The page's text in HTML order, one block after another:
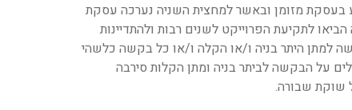
בעסקת מזומן ובאשר למחצית השניה נערכה עסקת
לתקיעת הפרוייקט לשנים רבות ולהתדיינות
למתן היתר בניה ו/או הקלה ו/או כל בקשה כלשהי
על הבקשה לביתר בניה ומתן הקלות סירבה
שוקת שבורה.